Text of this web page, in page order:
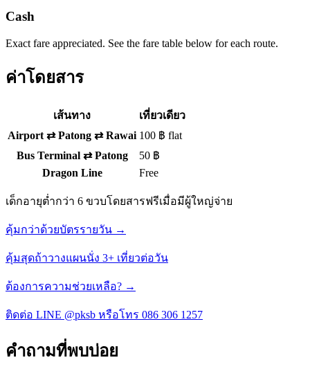
Cash
Exact fare appreciated. See the fare table below for each route.
ค่าโดยสาร
เส้นทาง
เที่ยวเดียว
Airport ⇄ Patong ⇄ Rawai 100 ฿ flat
Bus Terminal ⇄ Patong
50 ฿
Dragon Line
Free
เด็กอายุต่ำกว่า 6 ขวบโดยสารฟรีเมื่อมีผู้ใหญ่จ่าย
คุ้มกว่าด้วยบัตรรายวัน →
คุ้มสุดถ้าวางแผนนั่ง 3+ เที่ยวต่อวัน
ต้องการความช่วยเหลือ? →
ติดต่อ LINE @pksb หรือโทร 086 306 1257
คำถามที่พบบ่อย